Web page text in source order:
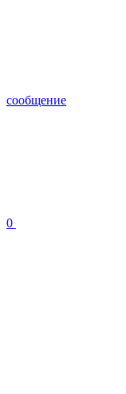
сообщение
0